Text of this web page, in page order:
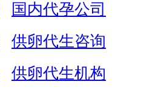
国内代孕公司
供卵代生咨询
供卵代生机构